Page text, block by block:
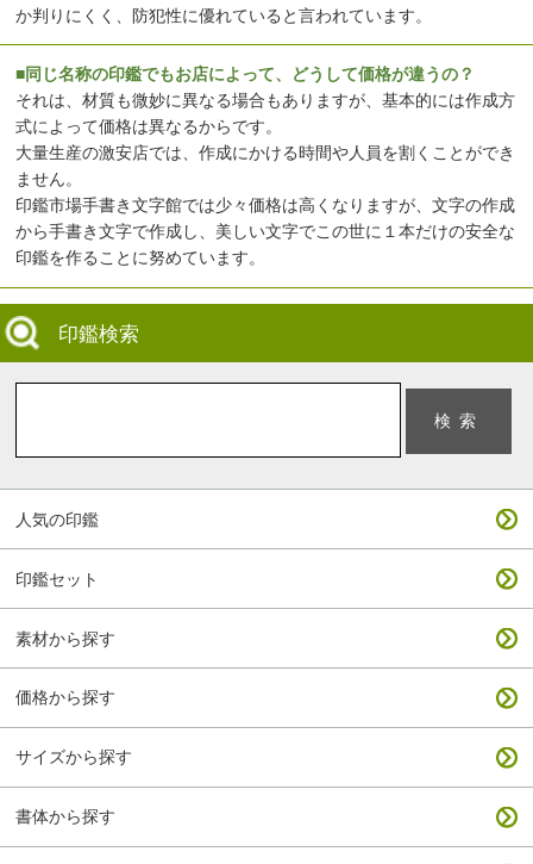
か判りにくく、防犯性に優れていると言われています。
■同じ名称の印鑑でもお店によって、どうして価格が違うの？
それは、材質も微妙に異なる場合もありますが、基本的には作成方
式によって価格は異なるからです。
大量生産の激安店では、作成にかける時間や人員を割くことができ
ません。
印鑑市場手書き文字館では少々価格は高くなりますが、文字の作成
から手書き文字で作成し、美しい文字でこの世に１本だけの安全な
印鑑を作ることに努めています。
印鑑検索
人気の印鑑
印鑑セット
素材から探す
価格から探す
サイズから探す
書体から探す